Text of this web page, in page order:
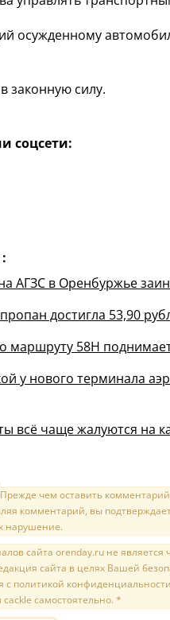
осужденному
законную силу.
соцсети:
АГЗС в Оренбуржье
достигла 53,90
маршруту 58Н
у нового терминала
всё чаще жалуются на
Прежде чем оставить
комментарий, вы
нарушение.
сайта orenday.ru не является
сайта в целях Вашей
политикой
самостоятельно. *